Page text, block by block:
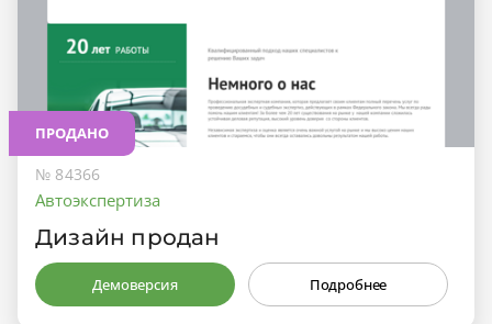
ПРОДАНО
№ 84366
Автоэкспертиза
Дизайн продан
Демоверсия Подробнее